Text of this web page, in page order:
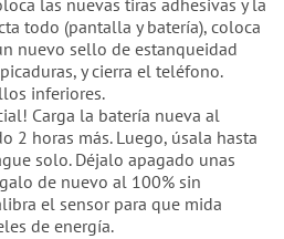
todo (pantalla y batería), coloca
nuevo sello de estanqueidad
y cierra el teléfono.
inferiores.
Carga la batería nueva al
2 horas más. Luego, úsala hasta
solo. Déjalo apagado unas
de nuevo al 100% sin
el sensor para que mida
de energía.